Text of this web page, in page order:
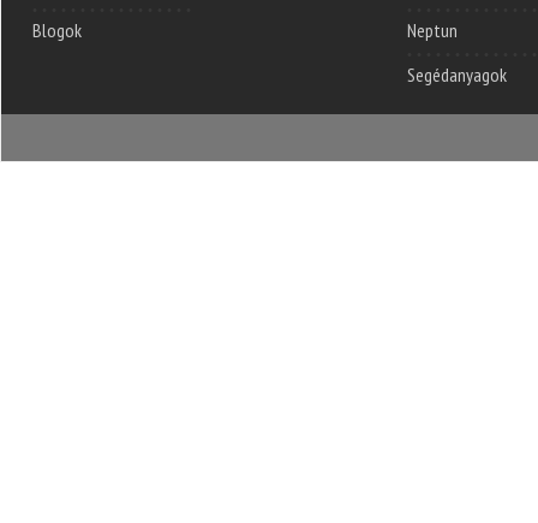
Blogok
Neptun
Segédanyagok